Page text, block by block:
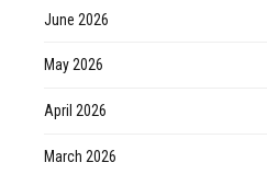
June 2026
May 2026
April 2026
March 2026